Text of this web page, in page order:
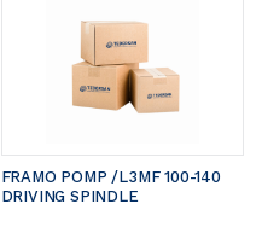
FRAMO POMP /L3MF 100-140
DRIVING SPINDLE